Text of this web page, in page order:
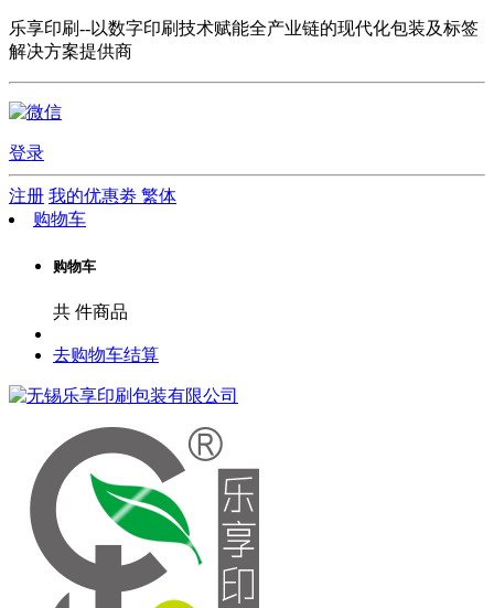
乐享印刷--以数字印刷技术赋能全产业链的现代化包装及标签
解决方案提供商
登录
注册 我的优惠劵 繁体
购物车
购物车
共 件商品
去购物车结算